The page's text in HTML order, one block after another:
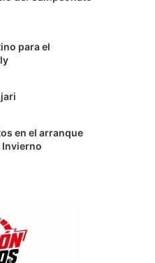
para el
en el arranque
Invierno